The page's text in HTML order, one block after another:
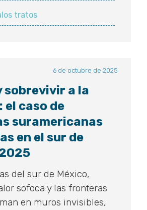
tratos
6 de octubre de 2025
sobrevivir a la
caso de
suramericanas
en el sur de
del sur de México,
sofoca y las fronteras
en muros invisibles,